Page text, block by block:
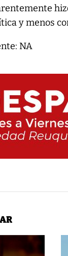
y menos
NA